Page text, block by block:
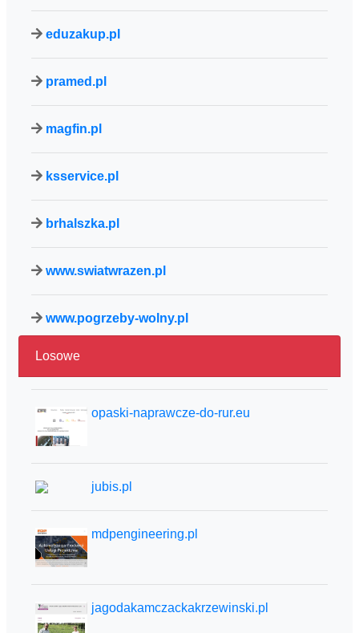
eduzakup.pl
pramed.pl
magfin.pl
ksservice.pl
brhalszka.pl
www.swiatwrazen.pl
www.pogrzeby-wolny.pl
Losowe
opaski-naprawcze-do-rur.eu
jubis.pl
mdpengineering.pl
jagodakamczackakrzewinski.pl